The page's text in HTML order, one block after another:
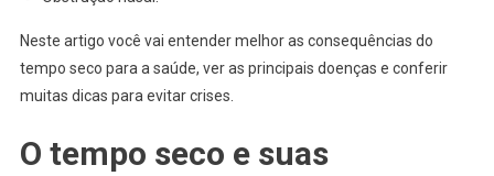
Neste artigo você vai entender melhor as consequências do
tempo seco para a saúde, ver as principais doenças e conferir
muitas dicas para evitar crises.
O tempo seco e suas